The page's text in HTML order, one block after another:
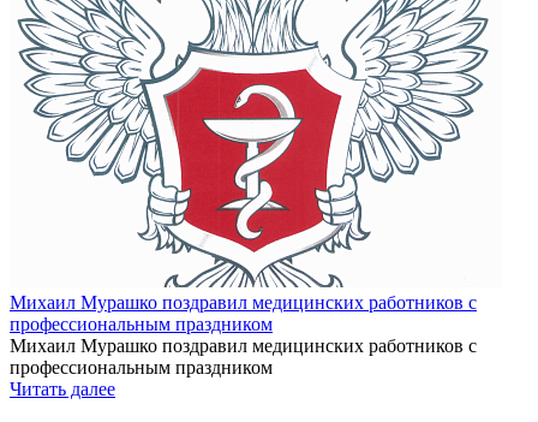
Михаил Мурашко поздравил медицинских работников с
профессиональным праздником
Михаил Мурашко поздравил медицинских работников с
профессиональным праздником
Читать далее